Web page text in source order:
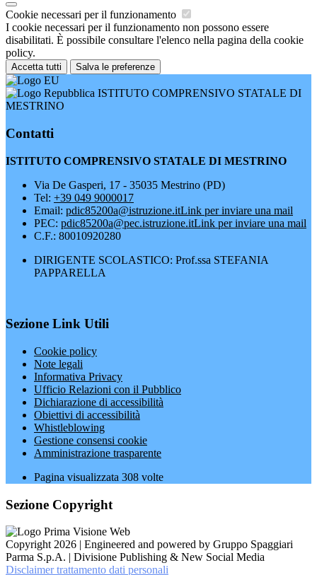
Cookie necessari per il funzionamento
I cookie necessari per il funzionamento non possono essere
disabilitati. È possibile consultare l'elenco nella pagina della cookie
policy.
Accetta tutti Salva le preferenze
ISTITUTO COMPRENSIVO STATALE DI
MESTRINO
Contatti
ISTITUTO COMPRENSIVO STATALE DI MESTRINO
Via De Gasperi, 17 - 35035 Mestrino (PD)
Tel: +39 049 9000017
Email: pdic85200a@istruzione.itLink per inviare una mail
PEC: pdic85200a@pec.istruzione.itLink per inviare una mail
C.F.: 80010920280
DIRIGENTE SCOLASTICO: Prof.ssa STEFANIA
PAPPARELLA
Sezione Link Utili
Cookie policy
Note legali
Informativa Privacy
Ufficio Relazioni con il Pubblico
Dichiarazione di accessibilità
Obiettivi di accessibilità
Whistleblowing
Gestione consensi cookie
Amministrazione trasparente
Pagina visualizzata 308 volte
Sezione Copyright
Copyright 2026 | Engineered and powered by Gruppo Spaggiari
Parma S.p.A. | Divisione Publishing & New Social Media
Disclaimer trattamento dati personali